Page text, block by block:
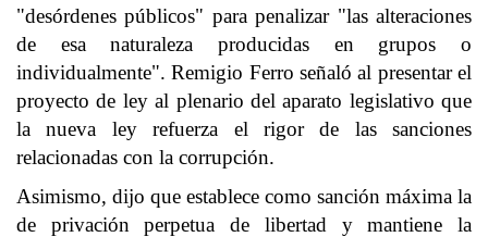
"desórdenes públicos" para penalizar "las alteraciones
de esa naturaleza producidas en grupos o
individualmente". Remigio Ferro señaló al presentar el
proyecto de ley al plenario del aparato legislativo que
la nueva ley refuerza el rigor de las sanciones
relacionadas con la corrupción.
Asimismo, dijo que establece como sanción máxima la
de privación perpetua de libertad y mantiene la